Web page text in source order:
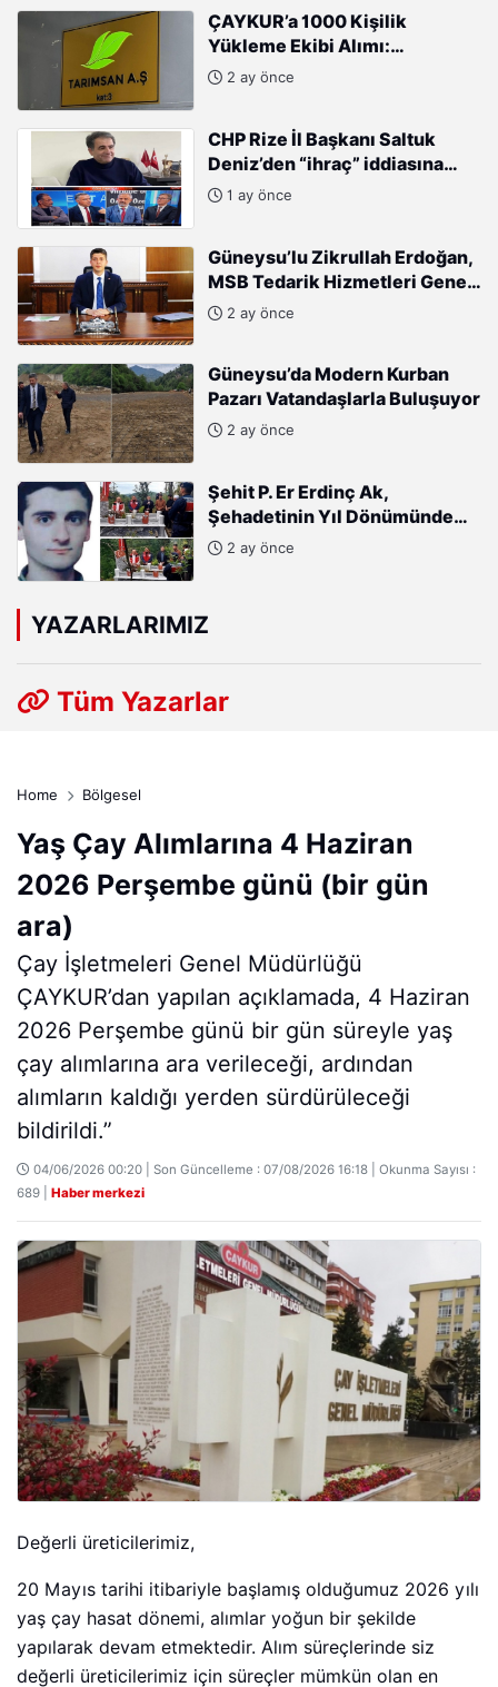
ÇAYKUR’a 1000 Kişilik
Yükleme Ekibi Alımı:
Başvurular Başladı
2 ay önce
CHP Rize İl Başkanı Saltuk
Deniz’den “ihraç” iddiasına
sert tepki: “Kararları Sinan
1 ay önce
Güneysu’lu Zikrullah Erdoğan,
MSB Tedarik Hizmetleri Genel
Müdürlüğü’ne atandı.
2 ay önce
Güneysu’da Modern Kurban
Pazarı Vatandaşlarla Buluşuyor
2 ay önce
Şehit P. Er Erdinç Ak,
Şehadetinin Yıl Dönümünde
Kabri Başında Anıldı
2 ay önce
YAZARLARIMIZ
Tüm Yazarlar
Home Bölgesel
Yaş Çay Alımlarına 4 Haziran
2026 Perşembe günü (bir gün
ara)
Çay İşletmeleri Genel Müdürlüğü
ÇAYKUR’dan yapılan açıklamada, 4 Haziran
2026 Perşembe günü bir gün süreyle yaş
çay alımlarına ara verileceği, ardından
alımların kaldığı yerden sürdürüleceği
bildirildi.”
04/06/2026 00:20 | Son Güncelleme : 07/08/2026 16:18 | Okunma Sayısı :
689 | Haber merkezi
Değerli üreticilerimiz,
20 Mayıs tarihi itibariyle başlamış olduğumuz 2026 yılı
yaş çay hasat dönemi, alımlar yoğun bir şekilde
yapılarak devam etmektedir. Alım süreçlerinde siz
değerli üreticilerimiz için süreçler mümkün olan en